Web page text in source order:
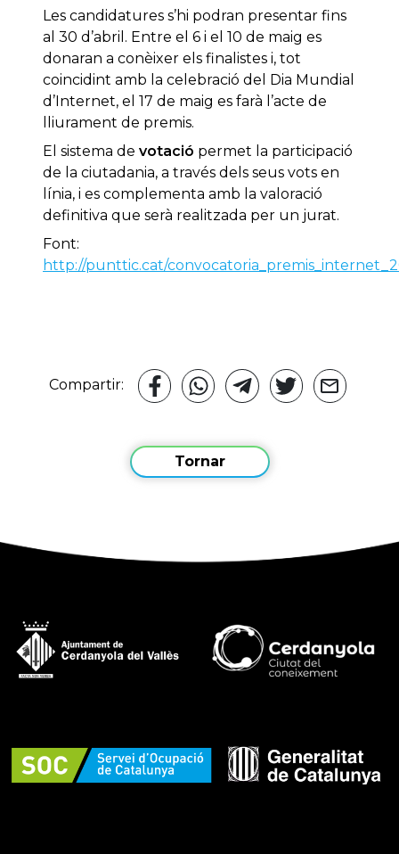
Les candidatures s’hi podran presentar fins
al 30 d’abril. Entre el 6 i el 10 de maig es
donaran a conèixer els finalistes i, tot
coincidint amb la celebració del Dia Mundial
d’Internet, el 17 de maig es farà l’acte de
lliurament de premis.
El sistema de votació permet la participació
de la ciutadania, a través dels seus vots en
línia, i es complementa amb la valoració
definitiva que serà realitzada per un jurat.
Font:
http://punttic.cat/
Compartir:
Tornar